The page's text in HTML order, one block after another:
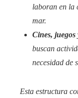
laboran en la
mar.
Cines,
buscan
necesidad de
Esta estructura